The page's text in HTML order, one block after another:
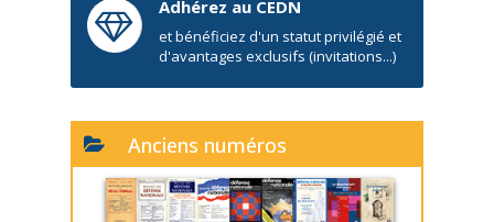
Adhérez au CEDN
et bénéficiez d'un statut privilégié et
d'avantages exclusifs (invitations...)
Anciens numéros